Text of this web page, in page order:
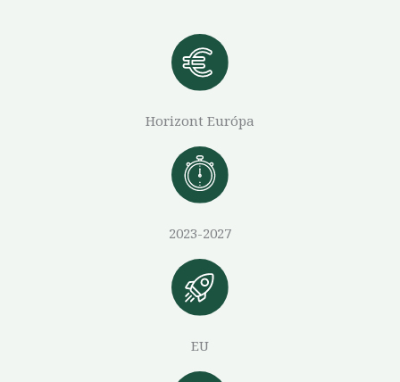
Horizont Európa
2023-2027
EU